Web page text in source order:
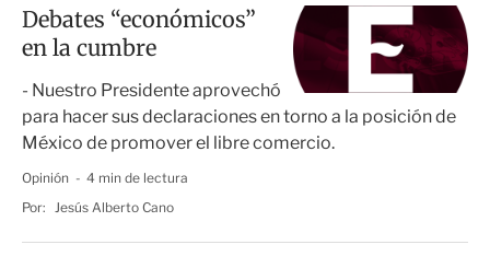
Debates “económicos”
en la cumbre
- Nuestro Presidente aprovechó
para hacer sus declaraciones en torno a la posición de
México de promover el libre comercio.
Opinión
4 min de lectura
Por: Jesús Alberto Cano